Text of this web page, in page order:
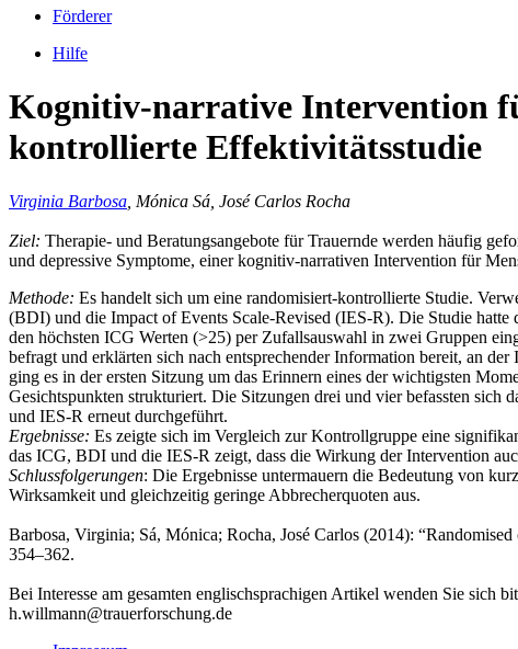
Förderer
Hilfe
Kognitiv-narrative Intervention
kontrollierte Effektivitätsstudie
Virginia Barbosa , Mónica Sá, José Carlos Rocha
Ziel: Therapie- und Beratungsangebote für Trauernde werden häufig
und depressive Symptome, einer kognitiv-narrativen Intervention für
Methode: Es handelt sich um eine randomisiert-kontrollierte Studie.
(BDI) und die Impact of Events Scale-Revised (IES-R). Die Studie
den höchsten ICG Werten (>25) per Zufallsauswahl in zwei Gruppen
befragt und erklärten sich nach entsprechender Information bereit, an
ging es in der ersten Sitzung um das Erinnern eines der wichtigsten
Gesichtspunkten strukturiert. Die Sitzungen drei und vier befassten
und IES-R erneut durchgeführt.
Ergebnisse: Es zeigte sich im Vergleich zur Kontrollgruppe eine
das ICG, BDI und die IES-R zeigt, dass die Wirkung der Intervention
Schlussfolgerungen: Die Ergebnisse untermauern die Bedeutung von
Wirksamkeit und gleichzeitig geringe Abbrecherquoten aus.
Barbosa, Virginia; Sá, Mónica; Rocha, José Carlos (2014):
354–362.
Bei Interesse am gesamten englischsprachigen Artikel wenden Sie sich
h.willmann@trauerforschung.de